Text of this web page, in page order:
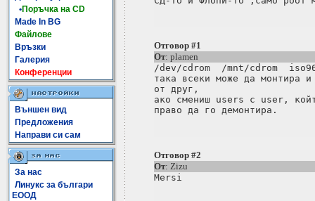
•Поръчка на CD
Made In BG
Файлове
Връзки
Галерия
Конференции
Външен вид
Предложения
Направи си сам
За нас
Линукс за българи
ЕООД
Отговор #1
От: plamen
/dev/cdrom  /mnt/cdrom
така всеки може да монтира
от друг,
ако смениш users с user,
Отговор #2
От: Zizu
Mersi